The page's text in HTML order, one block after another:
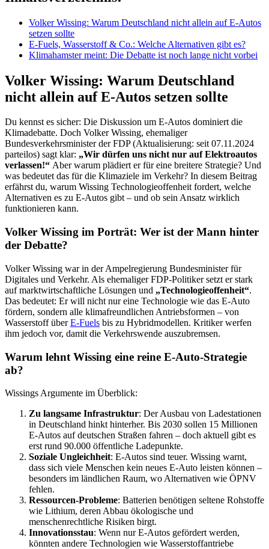
Volker Wissing: Warum Deutschland nicht allein auf E-Autos
setzen sollte
E-Fuels, Wasserstoff & Co.: Welche Alternativen gibt es?
Klimahamster meint: Die Debatte ist noch lange nicht vorbei
Volker Wissing: Warum Deutschland
nicht allein auf E-Autos setzen sollte
Du kennst es sicher: Die Diskussion um E-Autos dominiert die
Klimadebatte. Doch Volker Wissing, ehemaliger
Bundesverkehrsminister der FDP (Aktualisierung: seit 07.11.2024
parteilos) sagt klar: „Wir dürfen uns nicht nur auf Elektroautos
verlassen!“ Aber warum plädiert er für eine breitere Strategie? Und
was bedeutet das für die Klimaziele im Verkehr? In diesem Beitrag
erfährst du, warum Wissing Technologieoffenheit fordert, welche
Alternativen es zu E-Autos gibt – und ob sein Ansatz wirklich
funktionieren kann.
Volker Wissing im Porträt: Wer ist der Mann hinter
der Debatte?
Volker Wissing war in der Ampelregierung Bundesminister für
Digitales und Verkehr. Als ehemaliger FDP-Politiker setzt er stark
auf marktwirtschaftliche Lösungen und „Technologieoffenheit“.
Das bedeutet: Er will nicht nur eine Technologie wie das E-Auto
fördern, sondern alle klimafreundlichen Antriebsformen – von
Wasserstoff überE-Fuels bis zu Hybridmodellen. Kritiker werfen
ihm jedoch vor, damit die Verkehrswende auszubremsen.
Warum lehnt Wissing eine reine E-Auto-Strategie
ab?
Wissings Argumente im Überblick:
Zu langsame Infrastruktur: Der Ausbau von Ladestationen
in Deutschland hinkt hinterher. Bis 2030 sollen 15 Millionen
E-Autos auf deutschen Straßen fahren – doch aktuell gibt es
erst rund 90.000 öffentliche Ladepunkte.
Soziale Ungleichheit: E-Autos sind teuer. Wissing warnt,
dass sich viele Menschen kein neues E-Auto leisten können –
besonders im ländlichen Raum, wo Alternativen wie ÖPNV
fehlen.
Ressourcen-Probleme: Batterien benötigen seltene Rohstoffe
wie Lithium, deren Abbau ökologische und
menschenrechtliche Risiken birgt.
Innovationsstau: Wenn nur E-Autos gefördert werden,
könnten andere Technologien wie Wasserstoffantriebe